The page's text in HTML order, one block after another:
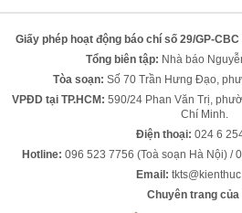
Giấy phép hoạt động báo chí số 29/GP-
Tổng biên tập: Nhà báo
Tòa soạn: Số 70 Trần Hưng Đạo,
VPĐD tại TP.HCM: 590/24 Phan Văn Trị,
Chí Minh.
Điện thoại: 024 6
Hotline: 096 523 7756 (Toà soạn Hà Nội) /
Email:
Chuyên trang của